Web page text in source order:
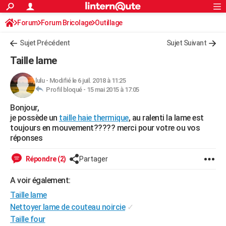
ACTUALITÉS
Politique
Société
Faits Divers
Education
Monde
Villes
+
FINANCE
Retraite
Impôts
Epargne
Immobilier
Risques naturels par ville
Banque
Assurance
Crédit
AUTO
Essais
Réserver un essai
Citadines
Berlines
SUV
Forum auto
+HIGH-TECH
Mobiles
Meilleur smartphone
Internet
Ordinateurs
Jeux vidéo
Guide high-tech
+BRICOLAGE
Forum
Aménagement intérieur
Extérieur
Cuisine
Salle de bains
Jardinage
Rangement
WEEK-END
LIFESTYLE
Art de vivre
Bien-être
Loisirs
Mode
Modes de vie
SANTE
Alimentation
Guide de la santé
Maladies
Médicaments
Sommeil
VOYAGE
S'inscrire
Connexion
Forum Forum Bricolage Outillage
Sujet Précédent Sujet Suivant
Taille lame
lulu- Modifié le 6 juil. 2018 à 11:25
Profil bloqué - 15 mai 2015 à 17:05
Bonjour,
je possède un taille haie thermique, au ralenti la lame est
toujours en mouvement????? merci pour votre ou vos
réponses
Répondre (2) Partager
A voir également:
Taille lame
Nettoyer lame de couteau noircie ✓
Taille four